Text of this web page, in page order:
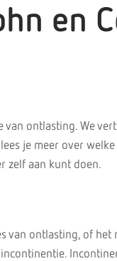
en
ontlasting. We
je meer over
zelf aan kunt doen.
van ontlasting, of